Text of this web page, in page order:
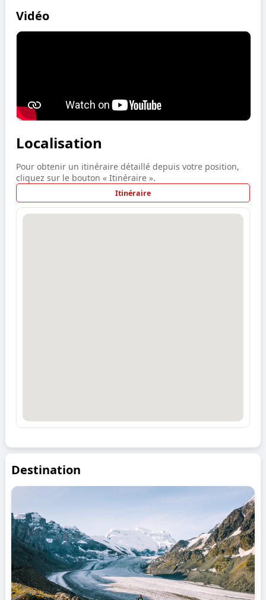
Vidéo
Localisation
Pour obtenir un itinéraire détaillé depuis votre position,
cliquez sur le bouton « Itinéraire ».
Itinéraire
Destination